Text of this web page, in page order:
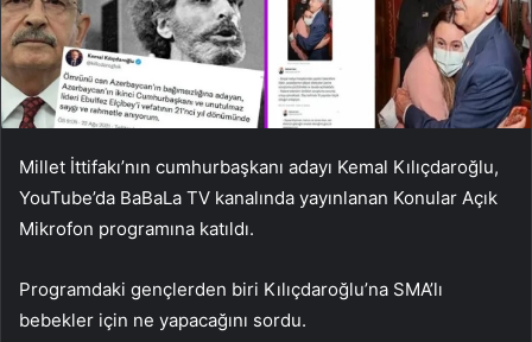
Millet İttifakı’nın cumhurbaşkanı adayı Kemal Kılıçdaroğlu,
YouTube’da BaBaLa TV kanalında yayınlanan Konular Açık
Mikrofon programına katıldı.
Programdaki gençlerden biri Kılıçdaroğlu’na SMA’lı
bebekler için ne yapacağını sordu.